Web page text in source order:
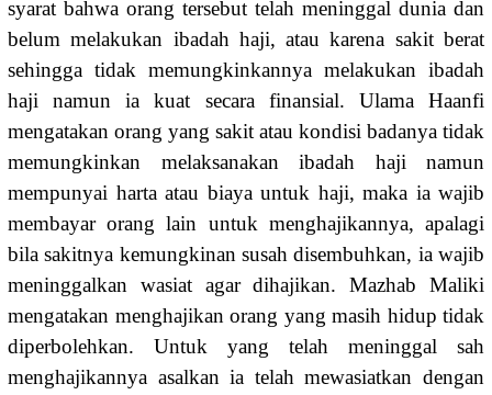
syarat bahwa orang tersebut telah meninggal dunia dan
belum melakukan ibadah haji, atau karena sakit berat
sehingga tidak memungkinkannya melakukan ibadah
haji namun ia kuat secara finansial. Ulama Haanfi
mengatakan orang yang sakit atau kondisi badanya tidak
memungkinkan melaksanakan ibadah haji namun
mempunyai harta atau biaya untuk haji, maka ia wajib
membayar orang lain untuk menghajikannya, apalagi
bila sakitnya kemungkinan susah disembuhkan, ia wajib
meninggalkan wasiat agar dihajikan. Mazhab Maliki
mengatakan menghajikan orang yang masih hidup tidak
diperbolehkan. Untuk yang telah meninggal sah
menghajikannya asalkan ia telah mewasiatkan dengan